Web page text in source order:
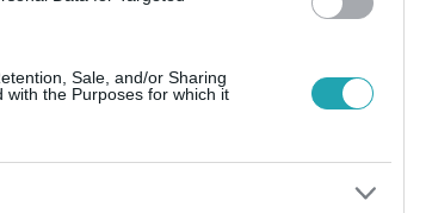
Sale, and/or Sharing
the Purposes for which it
nő alatt pár napja. Egy balatonfüredi
sosem csinált még ilyet, de sok hasonló